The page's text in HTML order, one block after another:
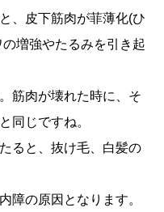
、皮下筋肉が菲薄化(ひ
増強やたるみを引き起
筋肉が壊れた時に、そ
同じですね。
ると、抜け毛、白髪の
障の原因となります。